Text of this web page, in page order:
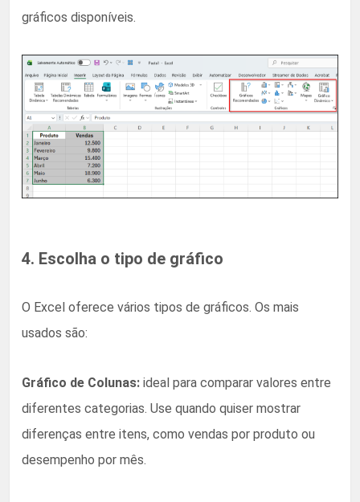
gráficos disponíveis.
4. Escolha o tipo de gráfico
O Excel oferece vários tipos de gráficos. Os mais
usados são:
Gráfico de Colunas: ideal para comparar valores entre
diferentes categorias. Use quando quiser mostrar
diferenças entre itens, como vendas por produto ou
desempenho por mês.